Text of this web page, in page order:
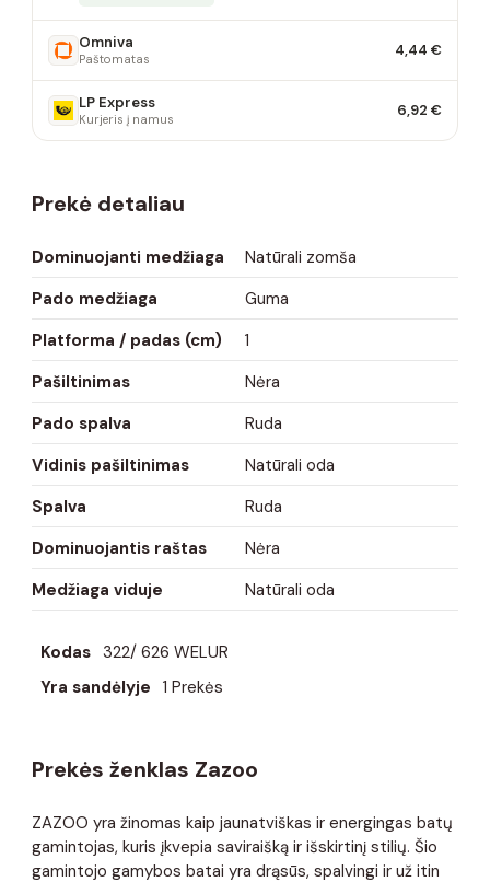
Omniva
Paštomatas 4,44 €
LP Express
Kurjeris į namus 6,92 €
Prekė detaliau
Dominuojanti medžiaga
Natūrali zomša
Pado medžiaga
Guma
Platforma / padas (cm)
1
Pašiltinimas
Nėra
Pado spalva
Ruda
Vidinis pašiltinimas
Natūrali oda
Spalva
Ruda
Dominuojantis raštas
Nėra
Medžiaga viduje
Natūrali oda
Kodas 322/ 626 WELUR
Yra sandėlyje 1 Prekės
Prekės ženklas Zazoo
ZAZOO yra žinomas kaip jaunatviškas ir energingas batų
gamintojas, kuris įkvepia saviraišką ir išskirtinį stilių. Šio
gamintojo gamybos batai yra drąsūs, spalvingi ir už itin